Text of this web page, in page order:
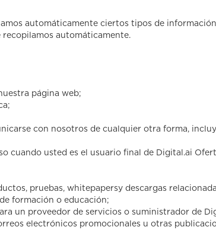
automáticamente ciertos tipos de
automáticamente.
página web;
con nosotros de cualquier otra forma,
cuando usted es el usuario final de Digital.ai
pruebas, whitepapersy descargas
formación o educación;
un proveedor de servicios o suministrador de
electrónicos promocionales u otras